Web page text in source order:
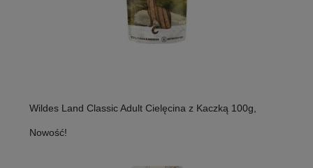
Wildes Land Classic Adult Cielęcina z Kaczką 100g,
Nowość!